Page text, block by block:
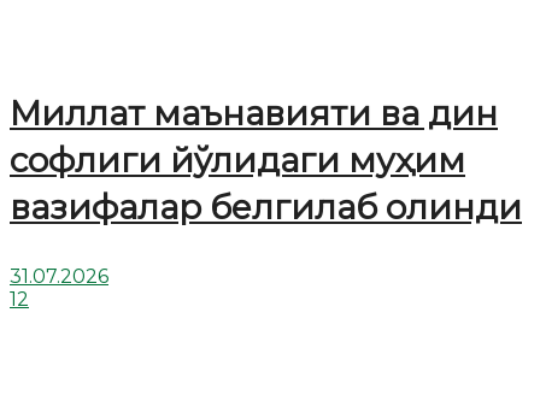
Миллат маънавияти ва дин
софлиги йўлидаги муҳим
вазифалар белгилаб олинди
31.07.2026
12